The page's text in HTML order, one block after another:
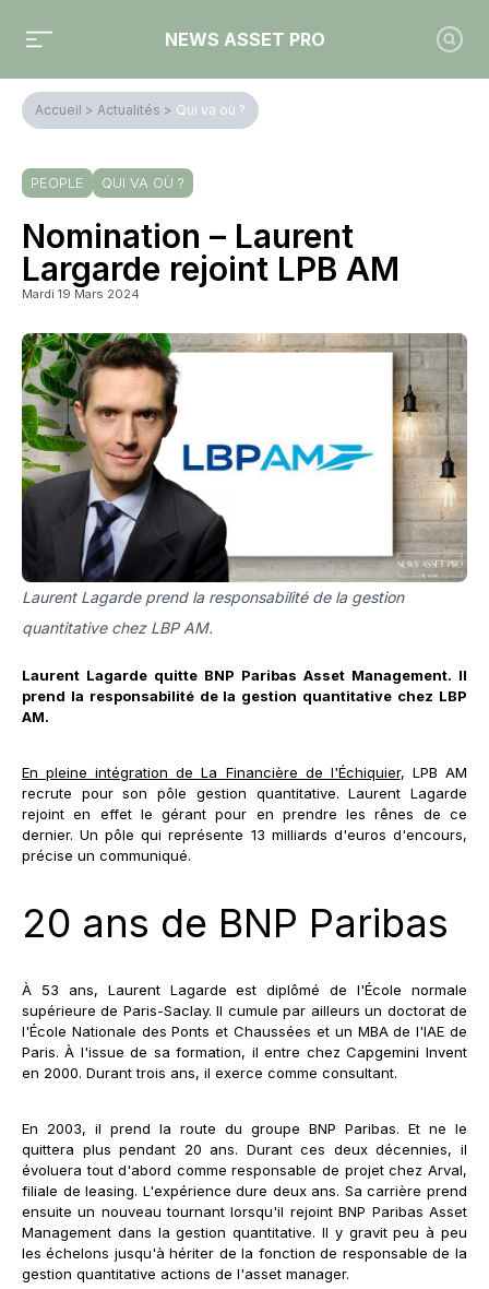
NEWS ASSET PRO
Accueil > Actualités > Qui va où ?
PEOPLE QUI VA OÙ ?
Nomination – Laurent
Largarde rejoint LPB AM
Mardi 19 Mars 2024
Laurent Lagarde prend la responsabilité de la gestion
quantitative chez LBP AM.
Laurent Lagarde quitte BNP Paribas Asset Management. Il
prend la responsabilité de la gestion quantitative chez LBP
AM.
En pleine intégration de La Financière de l'Échiquier, LPB AM
recrute pour son pôle gestion quantitative. Laurent Lagarde
rejoint en effet le gérant pour en prendre les rênes de ce
dernier. Un pôle qui représente 13 milliards d'euros d'encours,
précise un communiqué.
20 ans de BNP Paribas
À 53 ans, Laurent Lagarde est diplômé de l'École normale
supérieure de Paris-Saclay. Il cumule par ailleurs un doctorat de
l'École Nationale des Ponts et Chaussées et un MBA de l'IAE de
Paris. À l'issue de sa formation, il entre chez Capgemini Invent
en 2000. Durant trois ans, il exerce comme consultant.
En 2003, il prend la route du groupe BNP Paribas. Et ne le
quittera plus pendant 20 ans. Durant ces deux décennies, il
évoluera tout d'abord comme responsable de projet chez Arval,
filiale de leasing. L'expérience dure deux ans. Sa carrière prend
ensuite un nouveau tournant lorsqu'il rejoint BNP Paribas Asset
Management dans la gestion quantitative. Il y gravit peu à peu
les échelons jusqu'à hériter de la fonction de responsable de la
gestion quantitative actions de l'asset manager.